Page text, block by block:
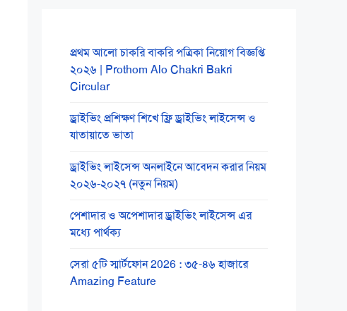
প্রথম আলো চাকরি বাকরি পত্রিকা নিয়োগ বিজ্ঞপ্তি
২০২৬ | Prothom Alo Chakri Bakri
Circular
ড্রাইভিং প্রশিক্ষণ শিখে ফ্রি ড্রাইভিং লাইসেন্স ও
যাতায়াতে ভাতা
ড্রাইভিং লাইসেন্স অনলাইনে আবেদন করার নিয়ম
২০২৬-২০২৭ (নতুন নিয়ম)
পেশাদার ও অপেশাদার ড্রাইভিং লাইসেন্স এর
মধ্যে পার্থক্য
সেরা ৫টি স্মার্টফোন 2026 : ৩৫-৪৬ হাজারে
Amazing Feature